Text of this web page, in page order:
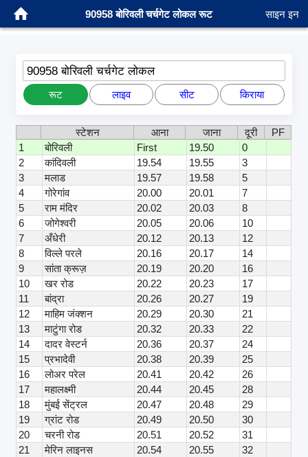
90958 बोरिवली चर्चगेट लोकल रूट साइन इन
90958 बोरिवली चर्चगेट लोकल
रूट लाइव सीट किराया
स्टेशन आना जाना दूरी
PF
1
बोरिवली First 19.50
0
2
कांदिवली 19.54 19.55
3
3
मलाड 19.57 19.58
5
4
गोरेगांव 20.00 20.01
7
5
राम मंदिर 20.02 20.03
8
6
जोगेश्वरी 20.05 20.06
10
7
अँधेरी 20.12 20.13
12
8
विल्ले परले 20.16 20.17
14
9
सांता क्रूज़ 20.19 20.20
16
10
खर रोड 20.22 20.23
17
11
बांद्रा 20.26 20.27
19
12
माहिम जंक्शन 20.29 20.30
21
13
माटुंगा रोड 20.32 20.33
22
14
दादर वेस्टर्न 20.36 20.37
24
15
प्रभादेवी 20.38 20.39
25
16
लोअर परेल 20.41 20.42
26
17
महालक्ष्मी 20.44 20.45
28
18
मुंबई सेंट्रल 20.47 20.48
29
19
ग्रांट रोड 20.49 20.50
30
20
चरनी रोड 20.51 20.52
31
21
मेरिन लाइनस 20.54 20.55
32